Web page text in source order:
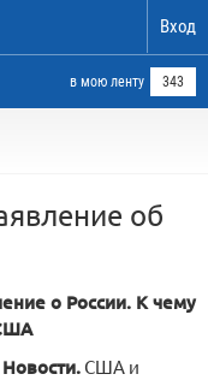
Вход
в мою ленту 343
об
о России. К чему
США и